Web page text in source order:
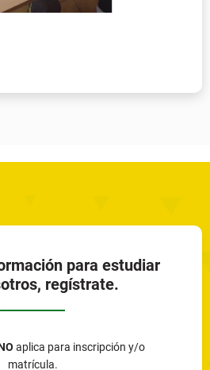
para estudiar
regístrate.
aplica para inscripción y/o
matrícula.